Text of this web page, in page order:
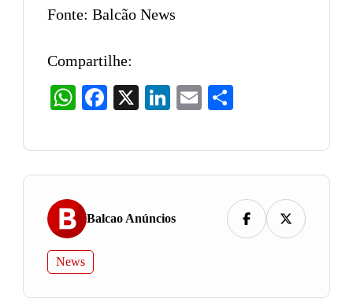
Fonte: Balcão News
Compartilhe:
WhatsAppFacebook LinkedIn
Email
Balcao Anúncios
News